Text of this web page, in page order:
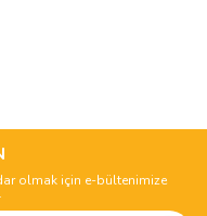
olmak için e-bültenimize